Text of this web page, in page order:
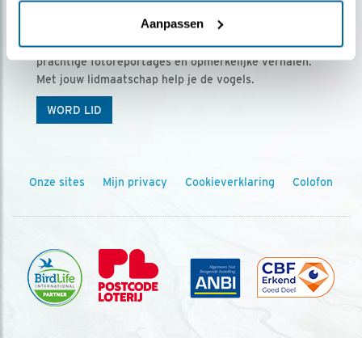
Aanpassen
Ontvang 5 x Vogels voor € 36,00 per jaar
Vogels is het tijdschrift voor onze leden, met
prachtige fotoreportages en opmerkelijke verhalen.
Met jouw lidmaatschap help je de vogels.
WORD LID
Onze sites Mijn privacy Cookieverklaring Colofon